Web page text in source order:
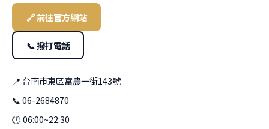
🔗 前往官方網站
📞 撥打電話
📍 台南市東區富農一街143號
📞 06-2684870
🕐 06:00~22:30